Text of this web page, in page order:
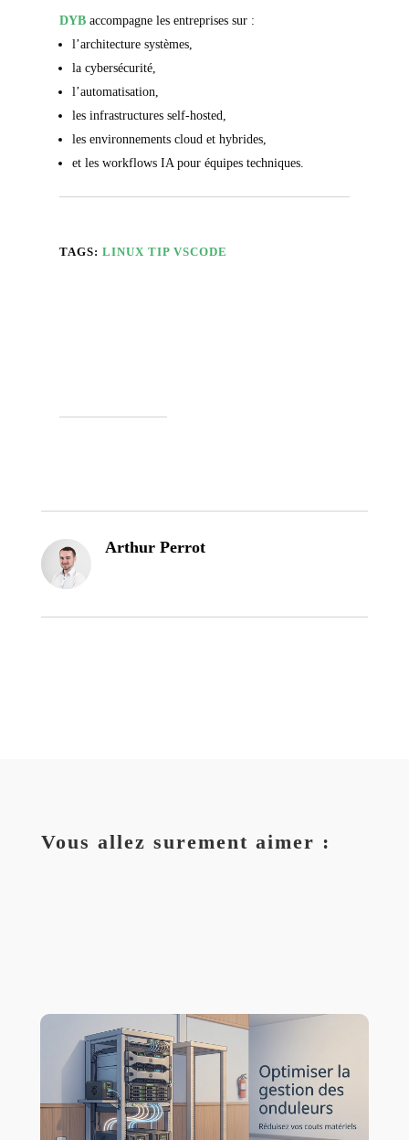
DYBaccompagne les entreprises sur :
l’architecture systèmes,
la cybersécurité,
l’automatisation,
les infrastructures self-hosted,
les environnements cloud et hybrides,
et les workflows IA pour équipes techniques.
TAGS: LINUX TIP VSCODE
Arthur Perrot
Vous allez surement aimer :